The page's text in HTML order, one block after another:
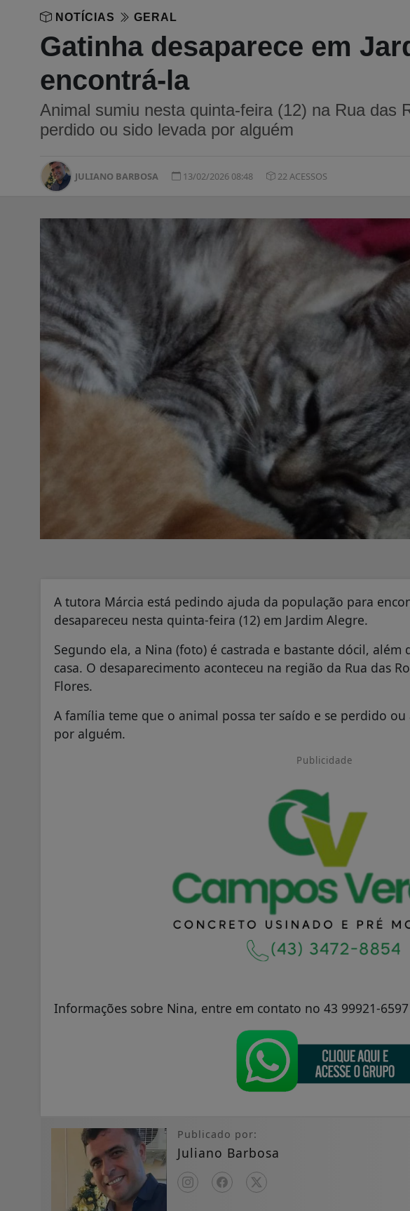
NOTÍCIAS GERAL
Gatinha desaparece em
encontrá-la
Animal sumiu nesta quinta-feira (12) na Rua das
perdido ou sido levada por alguém
JULIANO BARBOSA 13/02/2026 08:48 22 ACESSOS
A tutora Márcia está pedindo ajuda da população para
desapareceu nesta quinta-feira (12) em Jardim Alegre.
Segundo ela, a Nina (foto) é castrada e bastante dócil, além
casa. O desaparecimento aconteceu na região da Rua das
Flores.
A família teme que o animal possa ter saído e se perdido
por alguém.
Publicidade
Informações sobre Nina, entre em contato no 43 99921-6597
Publicado por:
Juliano Barbosa